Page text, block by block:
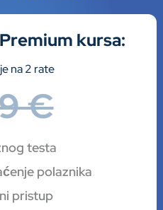
Premium kursa:
na 2 rate
€
testa
polaznika
pristup